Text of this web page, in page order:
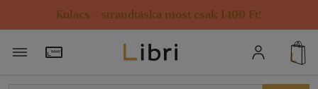
Kulacs / strandtáska most csak 1499 Ft!
Törzsvásárlói Kártya adatai